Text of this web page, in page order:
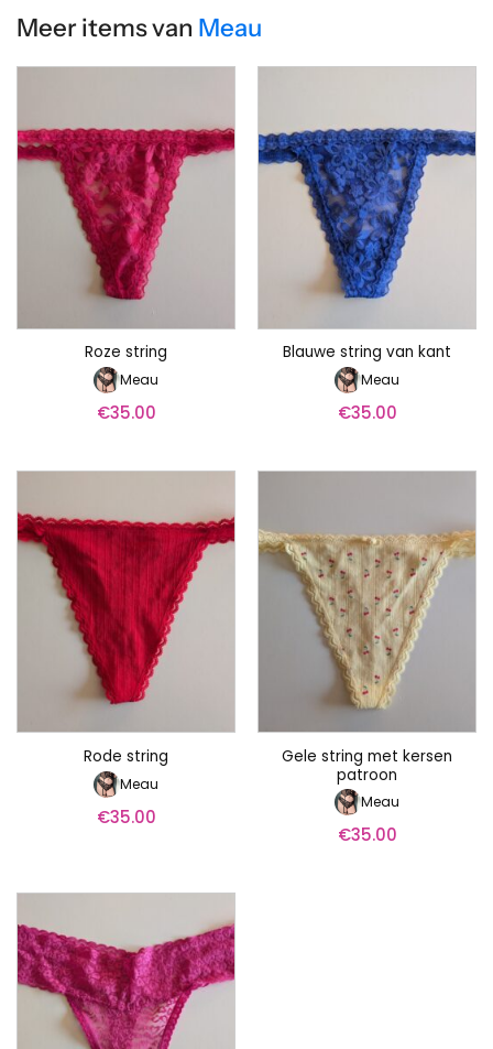
Meer items van Meau
Roze string
Meau
€35.00
Blauwe string van kant
Meau
€35.00
Rode string
Meau
€35.00
Gele string met kersen
patroon
Meau
€35.00